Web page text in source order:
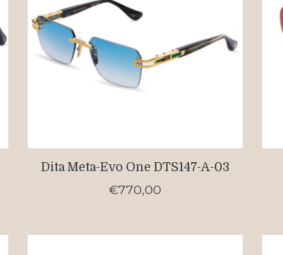
Dita Meta-Evo One DTS147-A-03
€770,00